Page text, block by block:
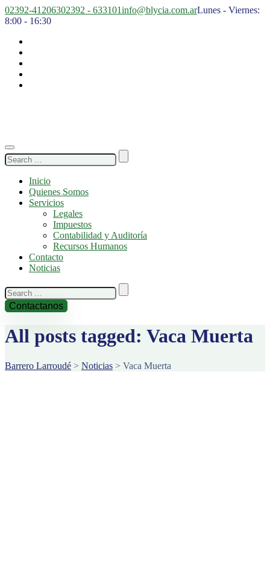
02392-41206302392 - 633101info@blycia.com.arLunes - Viernes:
8:00 - 16:30
Search
for:
Inicio
Quienes Somos
Servicios
Legales
Impuestos
Contabilidad y Auditoría
Recursos Humanos
Contacto
Noticias
Search
for:
Contactanos
All posts tagged: Vaca Muerta
Barrero Larroudé > Noticias > Vaca Muerta